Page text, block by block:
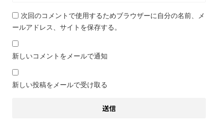
次回のコメントで使用するためブラウザーに自分の名前、メ
ールアドレス、サイトを保存する。
新しいコメントをメールで通知
新しい投稿をメールで受け取る